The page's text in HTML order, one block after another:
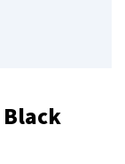
Black